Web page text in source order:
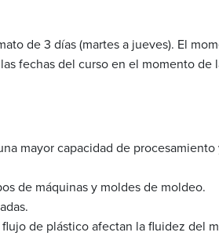
de 3 días (martes a jueves). El
fechas del curso en el momento de
mayor capacidad de
de máquinas y moldes de moldeo.
de plástico afectan la fluidez del